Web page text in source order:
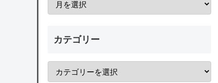
カテゴリー